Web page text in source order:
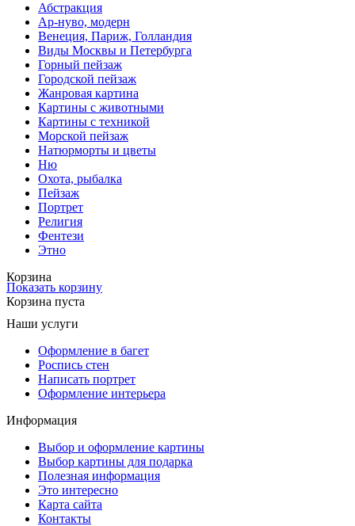
Абстракция
Ар-нуво, модерн
Венеция, Париж, Голландия
Виды Москвы и Петербурга
Горный пейзаж
Городской пейзаж
Жанровая картина
Картины с животными
Картины с техникой
Морской пейзаж
Натюрморты и цветы
Ню
Охота, рыбалка
Пейзаж
Портрет
Религия
Фентези
Этно
Корзина
Показать корзину
Корзина пуста
Наши услуги
Оформление в багет
Роспись стен
Написать портрет
Оформление интерьера
Информация
Выбор и оформление картины
Выбор картины для подарка
Полезная информация
Это интересно
Карта сайта
Контакты